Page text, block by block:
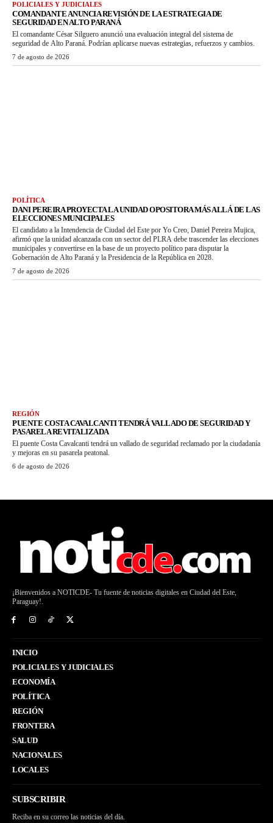
POLICIALES Y JUDICIALES
COMANDANTE ANUNCIA REVISIÓN DE LA ESTRATEGIA DE
SEGURIDAD EN ALTO PARANÁ
El comandante César Silguero anunció una evaluación integral del sistema de
seguridad de Alto Paraná. Podrían aplicarse nuevas estrategias, refuerzos y cambios.
7 de agosto de 2026
POLÍTICA
DANI PEREIRA PROYECTA LA UNIDAD OPOSITORA MÁS ALLÁ DE LAS
ELECCIONES MUNICIPALES
El candidato a la Intendencia de Ciudad del Este por Yo Creo, Daniel Pereira Mujica,
afirmó que la unidad alcanzada con un sector del PLRA debe trascender las elecciones
municipales y convertirse en la base de un proyecto político para disputar la
Gobernación de Alto Paraná y la Presidencia de la República en 2028.
7 de agosto de 2026
REGIÓN
PUENTE COSTA CAVALCANTI TENDRÁ VALLADO DE SEGURIDAD Y
PASARELA REVITALIZADA
El puente Costa Cavalcanti tendrá un vallado de seguridad reclamado por la ciudadanía
y mejoras en su pasarela peatonal.
6 de agosto de 2026
¡Bienvenidos a NOTICDE- Tu fuente de noticias digitales en Ciudad del Este,
Paraguay!.
INICIO
POLICIALES Y JUDICIALES
ECONOMÍA
POLÍTICA
REGIÓN
FRONTERA
SALUD
NACIONALES
LOCALES
SUBSCRIBIR
Reciba en su correo las noticias del día.